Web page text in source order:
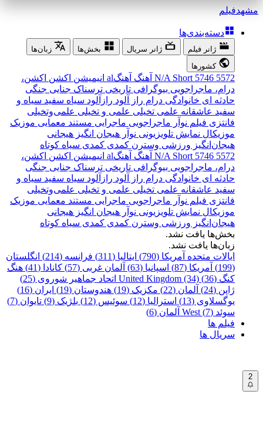
مشهدفیلم
دسته‌بندی‌ها
ژانر فیلم ژانر سریال بخش‌ها
زبان‌ها
کشورها
5572
5746
N/A Short آهنگ آهنگal انیمیشن اکشن اکشن،
درام، ماجراجویی بیوگرافی تاریخی ترسناک جنایی جنگی
حادثه ای خانوادگی درام راز آلود رازآلود سیاه سفید سیاه و
سفید عاشقانه علمی تخیلی علمی و تخیلی علمی‌و‌تخیلی
فانتزی فیلم نوآر ماجراجویی ماجرایی مستند معمایی موزیک
موزیکال نمایش تلویزیونی نوآر هیجان انگیز هیجانی
هیجان‌انگیز ورزشی وسترن کمدی کمدی سیاه کوتاه
5572
5746
N/A Short آهنگ آهنگal انیمیشن اکشن اکشن،
درام، ماجراجویی بیوگرافی تاریخی ترسناک جنایی جنگی
حادثه ای خانوادگی درام راز آلود رازآلود سیاه سفید سیاه و
سفید عاشقانه علمی تخیلی علمی و تخیلی علمی‌و‌تخیلی
فانتزی فیلم نوآر ماجراجویی ماجرایی مستند معمایی موزیک
موزیکال نمایش تلویزیونی نوآر هیجان انگیز هیجانی
هیجان‌انگیز ورزشی وسترن کمدی کمدی سیاه کوتاه
بخش‌ها یافت نشد.
زبان‌ها یافت نشد.
ایالات متحده آمریکا (790)
ایتالیا (311) فرانسه (214)
انگلستان
(199)
آمریکا (87) اسپانیا (63) آلمان غربی (57) کانادا (41)
هنگ
کنگ (36)
United Kingdom (34) اتحاد جماهیر شوروی (25)
ژاپن (24)
آلمان (22) مکزیک (19) هندوستان (19)
ایران (16)
یوگسلاوی (13)
استرالیا (12) سوئیس (12) بلژیک (9)
تایوان (7)
سوئد (7)
West آلمان (6)
فیلم ها
سریال ها
2